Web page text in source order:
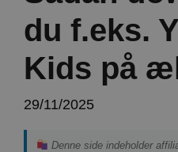
du f.eks.
Kids på
29/11/2025
Denne side indeholder